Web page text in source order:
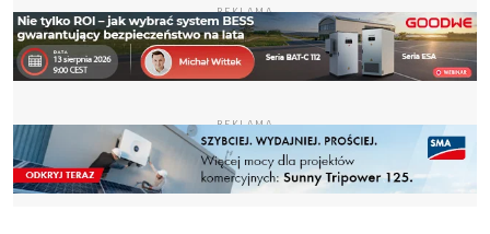
REKLAMA
REKLAMA